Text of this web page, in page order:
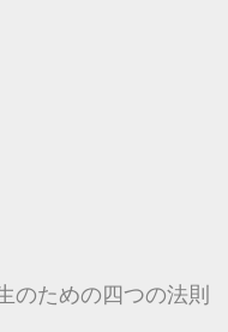
のための四つの法則